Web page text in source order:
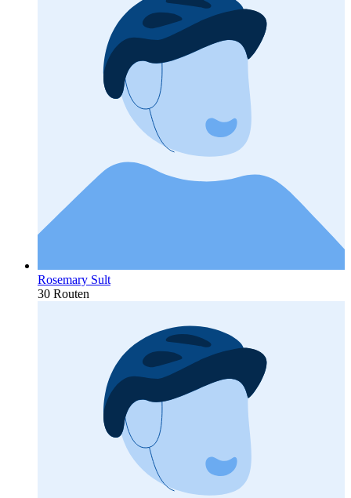
Rosemary Sult
30 Routen